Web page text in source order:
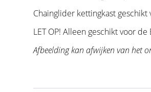
Chainglider kettingkast
LET OP! Alleen geschikt voor de
Afbeelding kan afwijken van het